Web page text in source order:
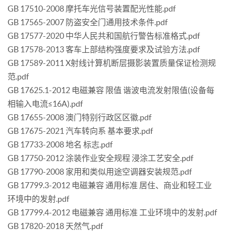
GB 17510-2008 摩托车光信号装置配光性能.pdf
GB 17565-2007 防盗安全门通用技术条件.pdf
GB 17577-2020 中华人民共和国航行警告标准格式.pdf
GB 17578-2013 客车上部结构强度要求及试验方法.pdf
GB 17589-2011 X射线计算机断层摄影装置质量保证检测规
范.pdf
GB 17625.1-2012 电磁兼容 限值 谐波电流发射限值(设备每
相输入电流≤16A).pdf
GB 17655-2008 澳门特别行政区区徽.pdf
GB 17675-2021 汽车转向系 基本要求.pdf
GB 17733-2008 地名 标志.pdf
GB 17750-2012 涂装作业安全规程 浸涂工艺安全.pdf
GB 17790-2008 家用和类似用途空调器安装规范.pdf
GB 17799.3-2012 电磁兼容 通用标准 居住、商业和轻工业
环境中的发射.pdf
GB 17799.4-2012 电磁兼容 通用标准 工业环境中的发射.pdf
GB 17820-2018 天然气.pdf